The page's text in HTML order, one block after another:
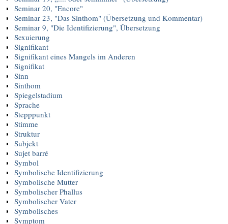
Seminar 20, "Encore"
Seminar 23, "Das Sinthom" (Übersetzung und Kommentar)
Seminar 9, "Die Identifizierung", Übersetzung
Sexuierung
Signifikant
Signifikant eines Mangels im Anderen
Signifikat
Sinn
Sinthom
Spiegelstadium
Sprache
Stepppunkt
Stimme
Struktur
Subjekt
Sujet barré
Symbol
Symbolische Identifizierung
Symbolische Mutter
Symbolischer Phallus
Symbolischer Vater
Symbolisches
Symptom